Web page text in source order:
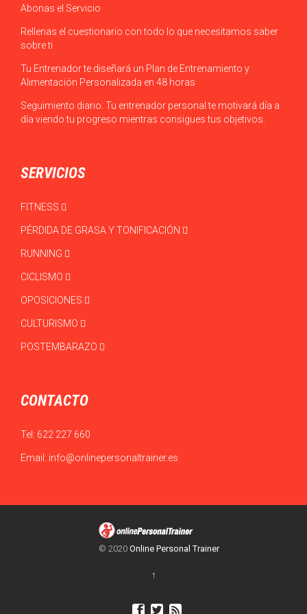
Abonas el Servicio
Rellenas el cuestionario con todo lo que necesitamos saber
sobre ti
Tu Entrenador te diseñará un Plan de Entrenamiento y
Alimentación Personalizada en 48 horas
Seguimiento diario: Tu entrenador personal te motivará día a
día viendo tu progreso mientras consigues tus objetivos.
SERVICIOS
FITNESS
PÉRDIDA DE GRASA Y TONIFICACIÓN
RUNNING
CICLISMO
OPOSICIONES
CULTURISMO
POSTEMBARAZO
CONTACTO
Tel: 622 227 660
Email: info@onlinepersonaltrainer.es
© 2020 Online Personal Trainer
↑
  